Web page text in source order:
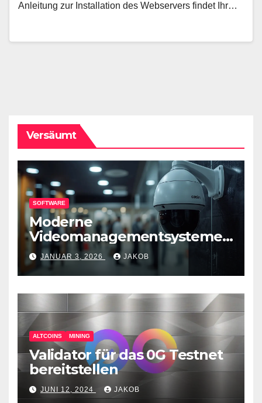
Anleitung zur Installation des Webservers findet Ihr…
Versäumt
SOFTWARE
Moderne
Videomanagementsysteme
(VMS) – mehr als nur
Überwachungswerkzeuge
JANUAR 3, 2026 JAKOB
ALTCOINS MINING
Validator für das 0G Testnet
bereitstellen
JUNI 12, 2024 JAKOB